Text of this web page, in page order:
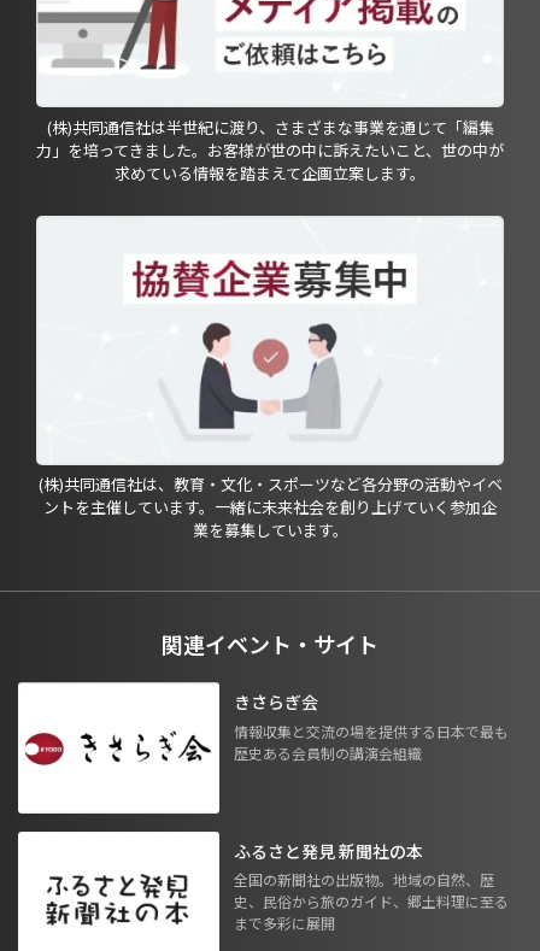
(株)共同通信社は半世紀に渡り、さまざまな事業を通じて「編集
力」を培ってきました。お客様が世の中に訴えたいこと、世の中が
求めている情報を踏まえて企画立案します。
(株)共同通信社は、教育・文化・スポーツなど各分野の活動やイベ
ントを主催しています。一緒に未来社会を創り上げていく参加企
業を募集しています。
関連イベント・サイト
きさらぎ会
情報収集と交流の場を提供する日本で最も
歴史ある会員制の講演会組織
ふるさと発見 新聞社の本
全国の新聞社の出版物。地域の自然、歴
史、民俗から旅のガイド、郷土料理に至る
まで多彩に展開